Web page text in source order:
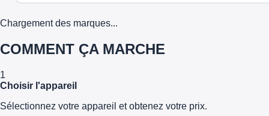
Chargement des marques...
COMMENT ÇA MARCHE
1
Choisir l'appareil
Sélectionnez votre appareil et obtenez votre prix.